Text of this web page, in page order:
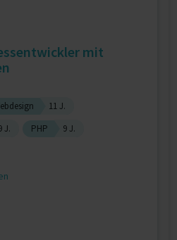
mit
11 J.
J. PHP
9 J.